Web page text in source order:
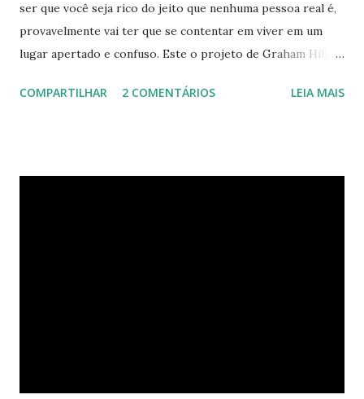
ser que você seja rico do jeito que nenhuma pessoa real é,
provavelmente vai ter que se contentar em viver em um
lugar apertado e confuso. Este o projeto de Graham Hill,
o apartamento ideal de Nova York – um com pouco espaço,
c...
COMPARTILHAR 2 COMENTÁRIOS LEIA MAIS